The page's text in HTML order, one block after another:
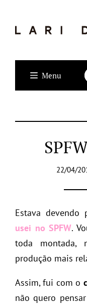
Menu
22/04/
Estava devendo
usei no SPFW.
toda
produção mais
Assim, fui com o
não quero